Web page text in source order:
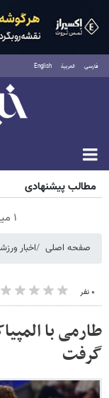
فارسی العربية English
مطالب پیشنهادی
۱ میلیارد اعتبار خرید طلا | بدون ضامن و چک
صفحه اصلی اخبار
۰ نفر
طارمی با
گرفت